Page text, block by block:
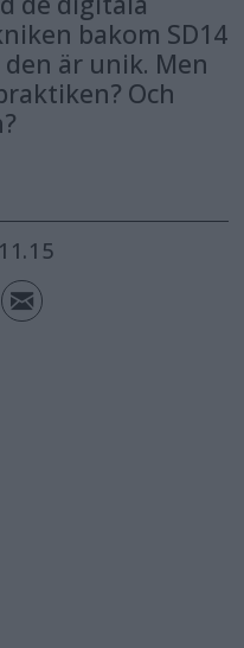
bakom SD14
är unik. Men
Och